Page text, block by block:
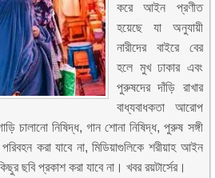
করে আইন প্রণীত
হয়েছে যা অনুযায়ী
নারীদের বাইরে বের
হলে মুখ ঢাকার এবং
পুরুষদের দাঁড়ি রাখার
বাধ্যবাধকতা আরোপ
চালানো নিষিদ্ধ, গান শোনা নিষিদ্ধ, পুরুষ সঙ্গী
করা যাবে না, মিডিয়াগুলিকে শরীয়াহ আইন
ছবি প্রকাশ করা যাবে না। খবর রয়টার্সের।